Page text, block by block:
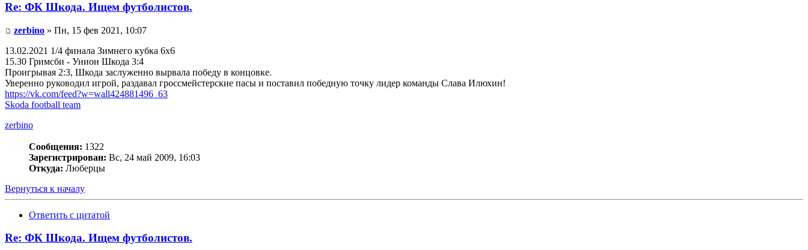
Re: ФК Шкода. Ищем футболистов.
zerbino » Пн, 15 фев 2021, 10:07
13.02.2021 1/4 финала Зимнего кубка 6x6
15.30 Гримсби - Унион Шкода 3:4
Проигрывая 2:3, Шкода заслуженно вырвала победу в концовке.
Уверенно руководил игрой, раздавал гроссмейстерские пасы и поставил победную точку лидер команды Слава Илюхин!
https://vk.com/feed?w=wall424881496_63
Skoda football team
zerbino
Сообщения: 1322
Зарегистрирован: Вс, 24 май 2009, 16:03
Откуда: Люберцы
Вернуться к началу
Ответить с цитатой
Re: ФК Шкода. Ищем футболистов.